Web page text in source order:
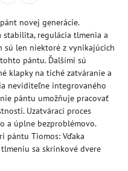
novej generácie.
stabilita, regulácia tlmenia a
sú len niektoré z vynikajúcich
pántu. Ďalšími sú
klapky na tiché zatváranie a
neviditeľne integrovaného
pántu umožňuje pracovať
Uzatvárací proces
a úplne bezproblémovo.
pántu Tiomos: Vďaka
sa skrinkové dvere